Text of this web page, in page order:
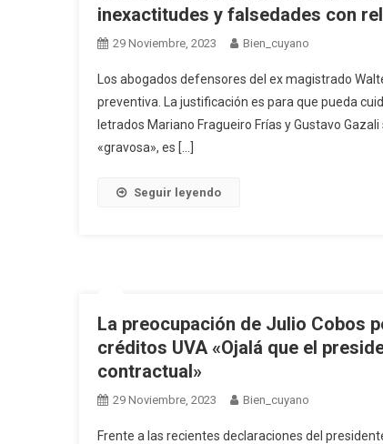
inexactitudes y falsedades con
29 Noviembre, 2023 Bien_cuyano
Los abogados defensores del ex magistrado
preventiva. La justificación es para que pueda
letrados Mariano Fragueiro Frías y Gustavo
«gravosa», es […]
Seguir leyendo
La preocupación de Julio Cobos
créditos UVA «Ojalá que el
contractual»
29 Noviembre, 2023 Bien_cuyano
Frente a las recientes declaraciones del